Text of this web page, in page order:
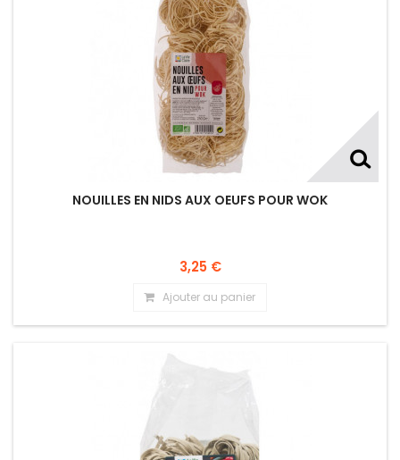
NOUILLES EN NIDS AUX OEUFS POUR WOK
3,25 €
Ajouter au panier